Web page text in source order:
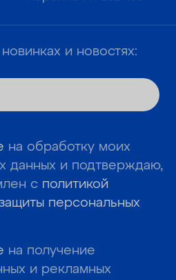
и новостях:
на обработку моих
данных и подтверждаю,
с политикой
персональных
на получение
и рекламных